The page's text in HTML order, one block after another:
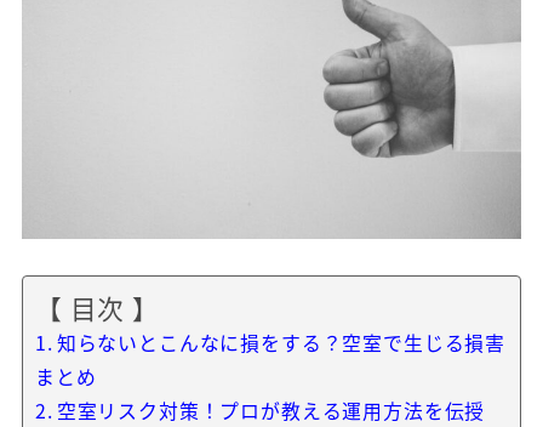
【 目次 】
知らないとこんなに損をする？空室で生じる損害
まとめ
空室リスク対策！プロが教える運用方法を伝授